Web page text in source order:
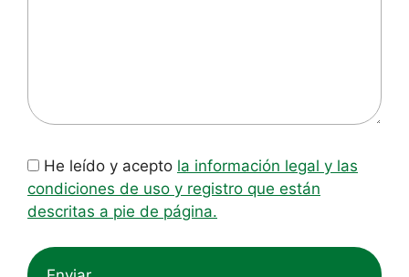
He leído y acepto la información legal y las
condiciones de uso y registro que están
descritas a pie de página.